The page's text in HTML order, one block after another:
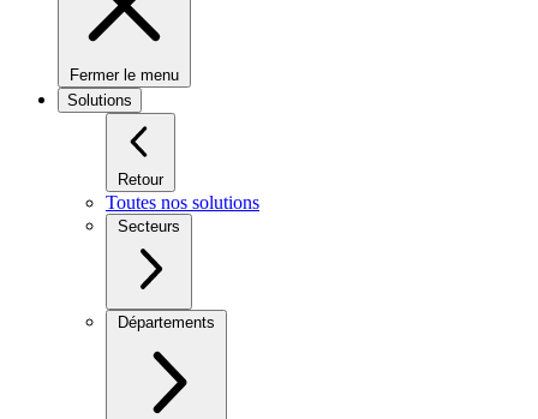
Fermer le menu
Solutions
Retour
Toutes nos solutions
Secteurs
Départements